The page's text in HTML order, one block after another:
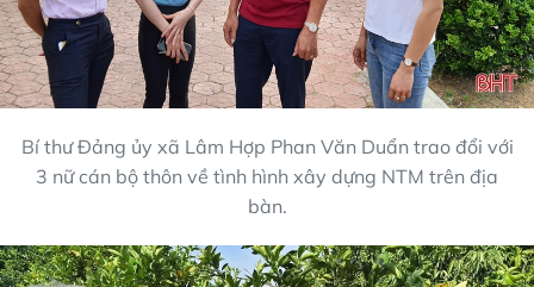
Bí thư Đảng ủy xã Lâm Hợp Phan Văn Duẩn trao đổi với
3 nữ cán bộ thôn về tình hình xây dựng NTM trên địa
bàn.